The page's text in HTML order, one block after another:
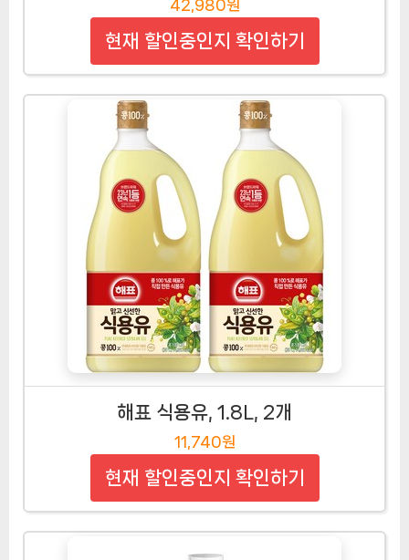
42,980원
현재 할인중인지 확인하기
해표 식용유, 1.8L, 2개
11,740원
현재 할인중인지 확인하기